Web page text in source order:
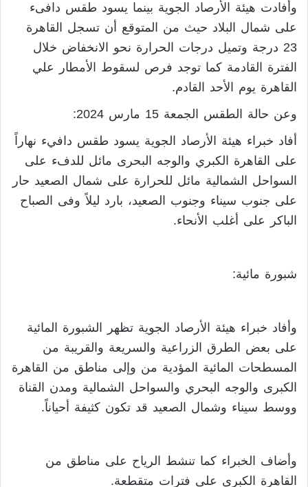
وأفادت هيئة الأرصاد الجوية بينما يسود طقس دافىء
على شمال البلاد حيث من المتوقع أن تسجل القاهرة
23 درجة وتميل درجات الحرارة نحو الانخفاض خلال
الفترة القادمة كما توجد فرص لسقوط الأمطار علي
القاهرة يوم الأحد القادم.
وعن حالة الطقس الجمعة 15 مارس 2024:
أفاد خبراء هيئة الأرصاد الجوية يسود طقس دافيء نهاراً
على القاهرة الكبري والوجه البحرى مائل للدفء على
السواحل الشمالية مائل للحرارة على شمال الصعيد حار
على جنوب سيناء وجنوب الصعيد، بارد ليلاً وفى الصباح
الباكر على أغلب الأنحاء.
شبورة مائية:
وأفاد خبراء هيئة الأرصاد الجوية تظهر الشبورة المائية
على بعض الطرق الزراعية والسريعة والقريبة من
المسطحات المائية المؤدية من وإلى مناطق من القاهرة
الكبرى والوجه البحري والسواحل الشمالية ومدن القناة
ووسط سيناء وشمال الصعيد قد تكون كثيفة أحياناً.
وأضاف الخبراء كما تنشط الرياح على مناطق من
القاهرة الكبرى على فترات متقطعة.